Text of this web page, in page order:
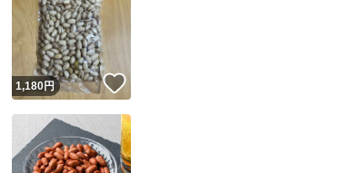
このユーザーは設定した発送日数内に発送しています
いいね！
1,180円 いいね！